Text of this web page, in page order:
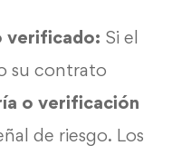
verificado: Si el
su contrato
o verificación
de riesgo. Los